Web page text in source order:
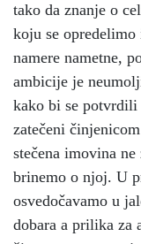
tako da znanje o
koju se
namere nametne,
ambicije je
kako bi se potvrdili
zatečeni
stečena imovina
brinemo o njoj. U
osvedočavamo u
dobara a prilika za